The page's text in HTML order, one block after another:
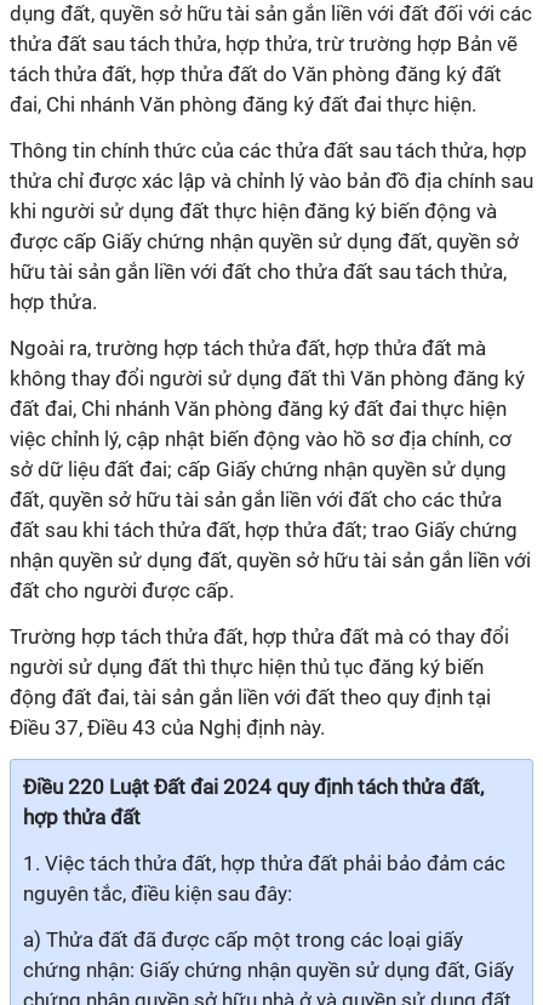
dụng đất, quyền sở hữu tài sản gắn liền với đất đối với các
thửa đất sau tách thửa, hợp thửa, trừ trường hợp Bản vẽ
tách thửa đất, hợp thửa đất do Văn phòng đăng ký đất
đai, Chi nhánh Văn phòng đăng ký đất đai thực hiện.
Thông tin chính thức của các thửa đất sau tách thửa, hợp
thửa chỉ được xác lập và chỉnh lý vào bản đồ địa chính sau
khi người sử dụng đất thực hiện đăng ký biến động và
được cấp Giấy chứng nhận quyền sử dụng đất, quyền sở
hữu tài sản gắn liền với đất cho thửa đất sau tách thửa,
hợp thửa.
Ngoài ra, trường hợp tách thửa đất, hợp thửa đất mà
không thay đổi người sử dụng đất thì Văn phòng đăng ký
đất đai, Chi nhánh Văn phòng đăng ký đất đai thực hiện
việc chỉnh lý, cập nhật biến động vào hồ sơ địa chính, cơ
sở dữ liệu đất đai; cấp Giấy chứng nhận quyền sử dụng
đất, quyền sở hữu tài sản gắn liền với đất cho các thửa
đất sau khi tách thửa đất, hợp thửa đất; trao Giấy chứng
nhận quyền sử dụng đất, quyền sở hữu tài sản gắn liền với
đất cho người được cấp.
Trường hợp tách thửa đất, hợp thửa đất mà có thay đổi
người sử dụng đất thì thực hiện thủ tục đăng ký biến
động đất đai, tài sản gắn liền với đất theo quy định tại
Điều 37, Điều 43 của Nghị định này.
Điều 220 Luật Đất đai 2024 quy định tách thửa đất,
hợp thửa đất
1. Việc tách thửa đất, hợp thửa đất phải bảo đảm các
nguyên tắc, điều kiện sau đây:
a) Thửa đất đã được cấp một trong các loại giấy
chứng nhận: Giấy chứng nhận quyền sử dụng đất, Giấy
chứng nhận quyền sở hữu nhà ở và quyền sử dụng đất